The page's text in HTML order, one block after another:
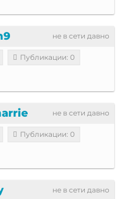
не в сети давно
Публикации: 0
не в сети давно
Публикации: 0
не в сети давно